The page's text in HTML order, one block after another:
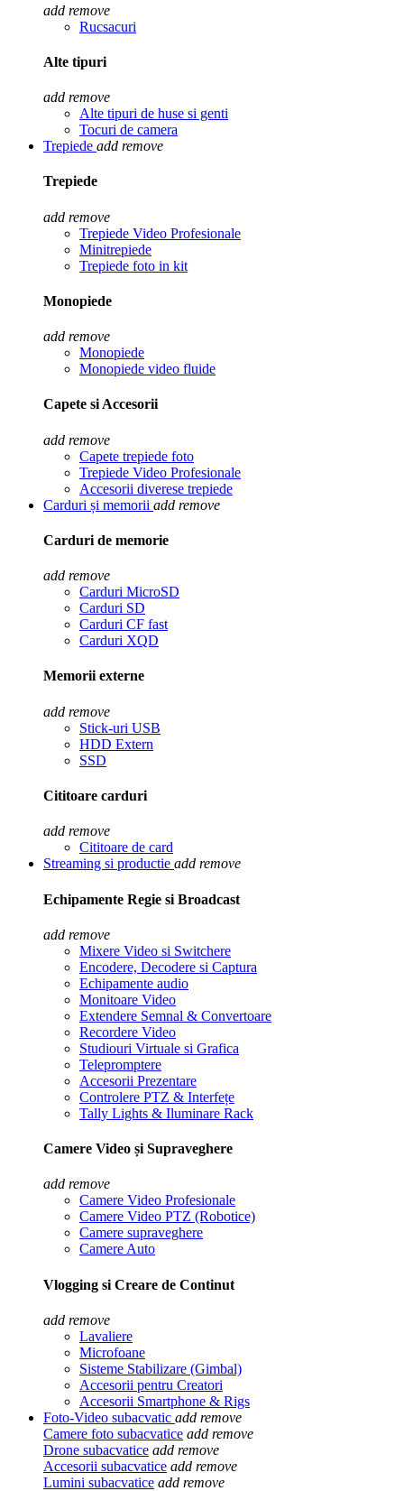
add remove
Rucsacuri
Alte tipuri
add remove
Alte tipuri de huse si genti
Tocuri de camera
Trepiede add remove
Trepiede
add remove
Trepiede Video Profesionale
Minitrepiede
Trepiede foto in kit
Monopiede
add remove
Monopiede
Monopiede video fluide
Capete si Accesorii
add remove
Capete trepiede foto
Trepiede Video Profesionale
Accesorii diverese trepiede
Carduri și memorii add remove
Carduri de memorie
add remove
Carduri MicroSD
Carduri SD
Carduri CF fast
Carduri XQD
Memorii externe
add remove
Stick-uri USB
HDD Extern
SSD
Cititoare carduri
add remove
Cititoare de card
Streaming si productie add remove
Echipamente Regie si Broadcast
add remove
Mixere Video si Switchere
Encodere, Decodere si Captura
Echipamente audio
Monitoare Video
Extendere Semnal & Convertoare
Recordere Video
Studiouri Virtuale si Grafica
Telepromptere
Accesorii Prezentare
Controlere PTZ & Interfețe
Tally Lights & Iluminare Rack
Camere Video și Supraveghere
add remove
Camere Video Profesionale
Camere Video PTZ (Robotice)
Camere supraveghere
Camere Auto
Vlogging si Creare de Continut
add remove
Lavaliere
Microfoane
Sisteme Stabilizare (Gimbal)
Accesorii pentru Creatori
Accesorii Smartphone & Rigs
Foto-Video subacvatic add remove
Camere foto subacvatice add remove
Drone subacvatice add remove
Accesorii subacvatice add remove
Lumini subacvatice add remove